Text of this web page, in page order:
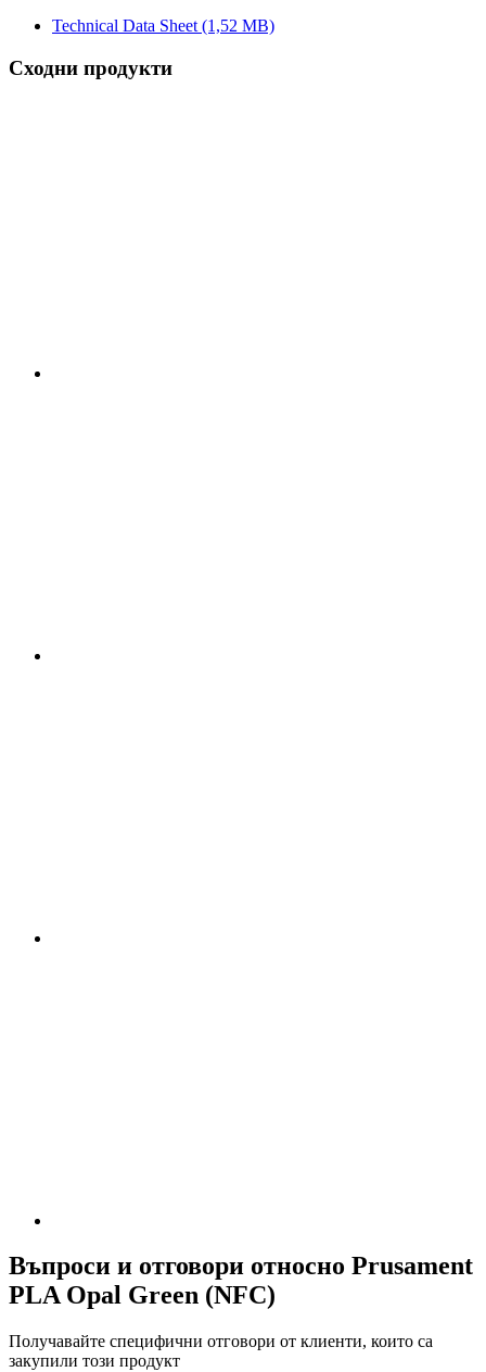
Technical Data Sheet (1,52 MB)
Сходни продукти
Въпроси и отговори относно Prusament
PLA Opal Green (NFC)
Получавайте специфични отговори от клиенти, които са
закупили този продукт